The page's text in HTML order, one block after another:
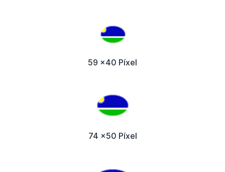
59 x40 Píxel
74 x50 Píxel